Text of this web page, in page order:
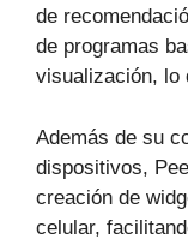
de
de programas
visualización, lo
Además de su
dispositivos,
creación de
celular,